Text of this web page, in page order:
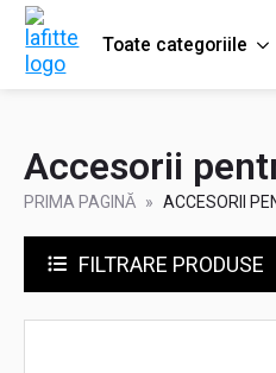
Toate categoriile
Accesorii
PRIMA PAGINĂ ACCESORII
FILTRARE PRODUSE